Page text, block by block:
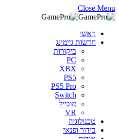
Close Menu
ראשי
חדשות גיימינג
ביקורות
PC
XBX
PS5
PS5 Pro
Switch
מובייל
VR
טכנולוגיה
בידור ופנאי